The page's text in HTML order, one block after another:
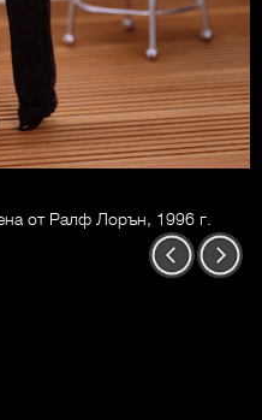
от Ралф Лорън, 1996 г.